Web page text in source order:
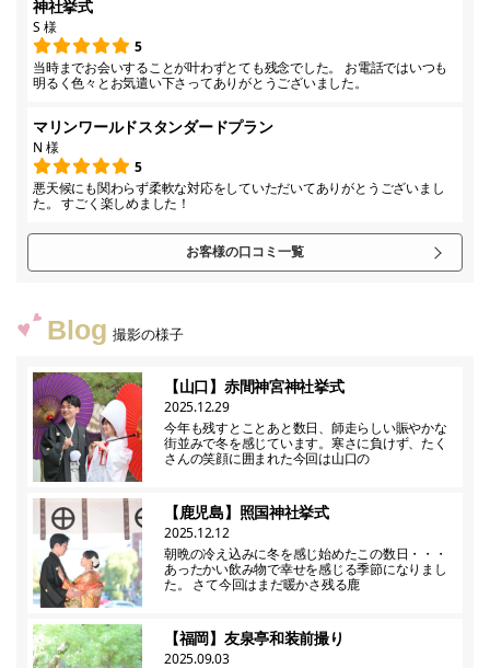
神社挙式
S 様
5
当時までお会いすることが叶わずとても残念でした。 お電話ではいつも
明るく色々とお気遣い下さってありがとうございました。
マリンワールドスタンダードプラン
N 様
5
悪天候にも関わらず柔軟な対応をしていただいてありがとうございまし
た。 すごく楽しめました！
お客様の口コミ一覧
Blog 撮影の様子
【山口】赤間神宮神社挙式
2025.12.29
今年も残すとことあと数日、師走らしい賑やかな
街並みで冬を感じています。寒さに負けず、たく
さんの笑顔に囲まれた今回は山口の
【鹿児島】照国神社挙式
2025.12.12
朝晩の冷え込みに冬を感じ始めたこの数日・・・
あったかい飲み物で幸せを感じる季節になりまし
た。 さて今回はまだ暖かさ残る鹿
【福岡】友泉亭和装前撮り
2025.09.03